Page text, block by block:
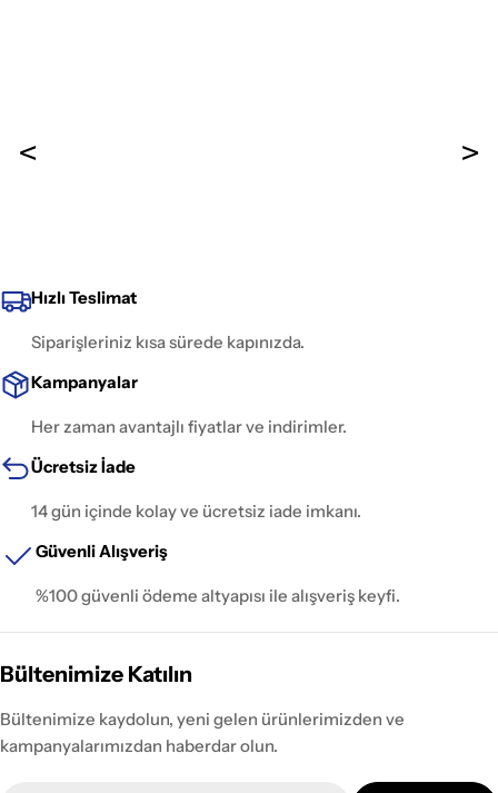
Hızlı Teslimat
Siparişleriniz kısa sürede kapınızda.
Kampanyalar
Her zaman avantajlı fiyatlar ve indirimler.
Ücretsiz İade
14 gün içinde kolay ve ücretsiz iade imkanı.
Güvenli Alışveriş
%100 güvenli ödeme altyapısı ile alışveriş keyfi.
Bültenimize Katılın
Bültenimize kaydolun, yeni gelen ürünlerimizden ve
kampanyalarımızdan haberdar olun.